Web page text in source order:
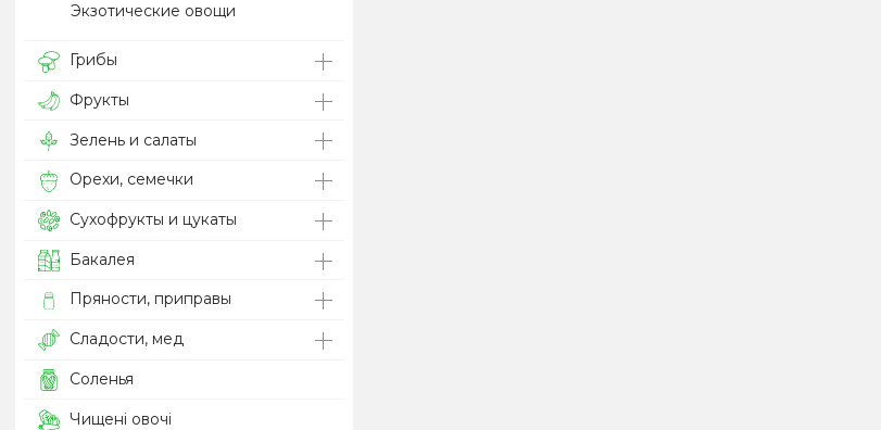
Экзотические овощи
Грибы
Фрукты
Зелень и салаты
Орехи, семечки
Сухофрукты и цукаты
Бакалея
Пряности, приправы
Сладости, мед
Соленья
Чищені овочі